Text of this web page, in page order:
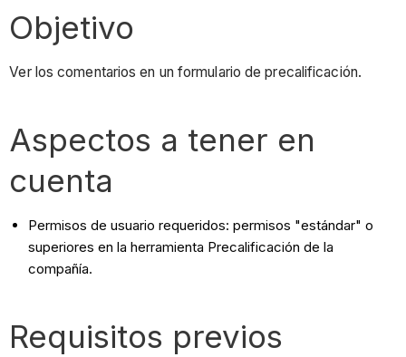
Objetivo
Ver los comentarios en un formulario de precalificación.
Aspectos a tener en
cuenta
Permisos de usuario requeridos: permisos "estándar" o
superiores en la herramienta Precalificación de la
compañía.
Requisitos previos